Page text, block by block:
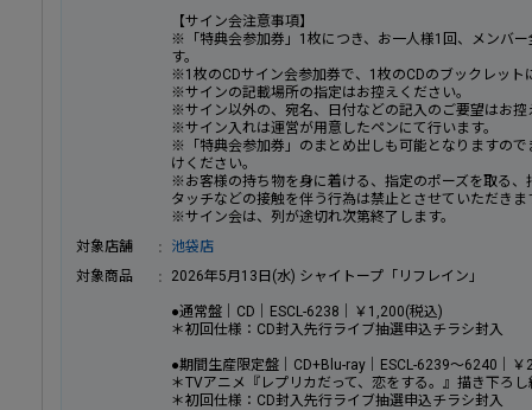
【サイン会注意事項】
※「特典会参加券」1枚につき、お一人様1回、メンバ
す。
※1枚のCDサイン会参加券で、1枚のCDのブックレット
※サインの記載場所の指定はお控えください。
※サイン以外の、宛名、日付などの記入のご要望はお控
※サイン入れは運営が用意したペンにて行います。
※「特典会参加券」のまとめ出しも可能となりますの
けください。
※お客様の持ち物を身に着ける、指定のポーズを取る
タッチなどの接触を伴う行為は禁止とさせていただきま
※サイン会は、列が途切れ次第終了します。
対象店舗
池袋店
対象商品
2026年5月13日(水) シャイトープ「リフレイン」
●通常盤｜CD｜ESCL-6238｜￥1,200(税込)
＊初回仕様：CD封入先行ライブ抽選申込チラシ封入
●期間生産限定盤｜CD+Blu-ray｜ESCL-6239～6240｜￥
＊TVアニメ『レプリカだって、恋をする。』描き下ろ
＊初回仕様：CD封入先行ライブ抽選申込チラシ封入